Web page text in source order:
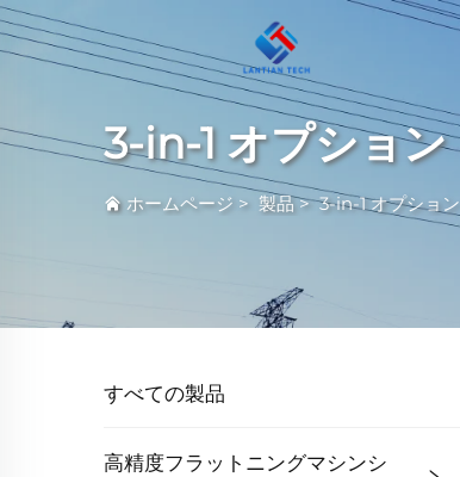
3-in-1 オプション
ホームページ > 製品>3-in-1 オプション
すべての製品
高精度フラットニングマシンシ